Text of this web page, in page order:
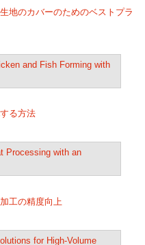
地のカバーのためのベストプラ
る方法
工の精度向上